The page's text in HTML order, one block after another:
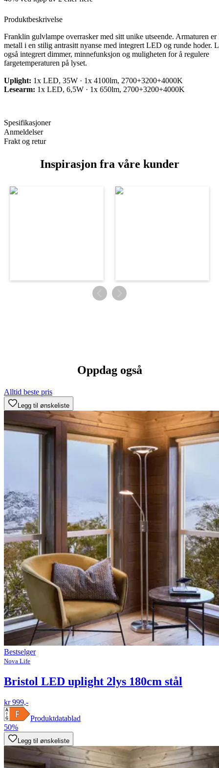
Produktbeskrivelse
Franklin gulvlampe overrasker med sitt unike utseende. Armaturen er
metall i en stilig antrasitt nyanse med integrert LED og runde hoder.
også integrert dimmer, minnefunksjon og muligheten for å regulere
fargetemperaturen på lyset.
Uplight: 1x LED, 35W · 1x 4100lm, 2700+3200+4000K
Lesearm: 1x LED, 6,5W · 1x 650lm, 2700+3200+4000K
Spesifikasjoner
Anmeldelser
Frakt og retur
Inspirasjon fra våre kunder
Oppdag også
Alltid beste pris
Legg til ønskeliste
Bestselger
Nova Life
Bristol LED uplight 2lys 180cm stål
kr 999,-
Produktdatablad
50%
Legg til ønskeliste